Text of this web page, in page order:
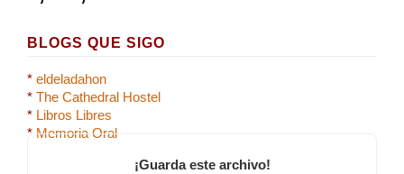
BLOGS QUE SIGO
* eldeladahon
* The Cathedral Hostel
* Libros Libres
* Memoria Oral
¡Guarda este archivo!